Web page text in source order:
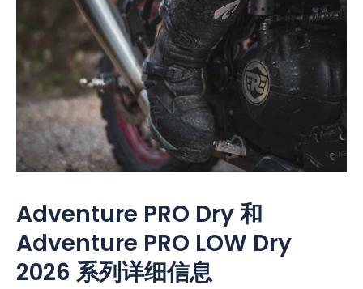
Adventure PRO Dry 和
Adventure PRO LOW Dry
2026 系列详细信息